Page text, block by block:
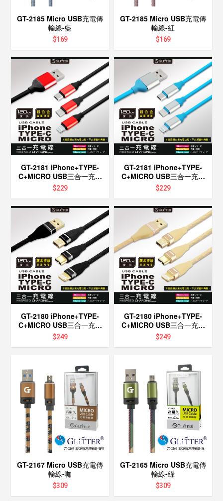
GT-2185 Micro USB充電傳
輸線-藍
$169
GT-2185 Micro USB充電傳
輸線-紅
$169
GT-2181 iPhone+TYPE-
C+MICRO USB三合一充電
線-黑
$229
GT-2181 iPhone+TYPE-
C+MICRO USB三合一充電
線-藍
$229
GT-2180 iPhone+TYPE-
C+MICRO USB三合一充電
線-黑
$249
GT-2180 iPhone+TYPE-
C+MICRO USB三合一充電
線-黃
$249
GT-2167 Micro USB充電傳
輸線-咖
$309
GT-2165 Micro USB充電傳
輸線-綠
$309